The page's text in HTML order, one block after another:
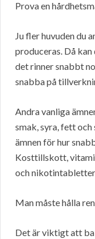
Prova en
Ju fler huvuden du
produceras. Då
det rinner snabbt
snabba på
Andra vanliga
smak, syra, fett
ämnen för hur
Kosttillskott,
och
Man måste hålla
Det är viktigt att